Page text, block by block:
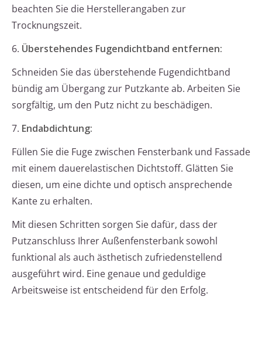
beachten Sie die Herstellerangaben zur
Trocknungszeit.
6. Überstehendes Fugendichtband entfernen:
Schneiden Sie das überstehende Fugendichtband
bündig am Übergang zur Putzkante ab. Arbeiten Sie
sorgfältig, um den Putz nicht zu beschädigen.
7. Endabdichtung:
Füllen Sie die Fuge zwischen Fensterbank und Fassade
mit einem dauerelastischen Dichtstoff. Glätten Sie
diesen, um eine dichte und optisch ansprechende
Kante zu erhalten.
Mit diesen Schritten sorgen Sie dafür, dass der
Putzanschluss Ihrer Außenfensterbank sowohl
funktional als auch ästhetisch zufriedenstellend
ausgeführt wird. Eine genaue und geduldige
Arbeitsweise ist entscheidend für den Erfolg.